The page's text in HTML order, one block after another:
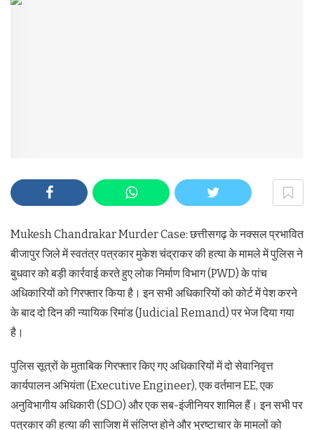
Mukesh Chandrakar Murder Case: छत्तीसगढ़ के नक्सल प्रभावित
बीजापुर जिले में स्वतंत्र पत्रकार मुकेश चंद्राकर की हत्या के मामले में पुलिस ने
बुधवार को बड़ी कार्रवाई करते हुए लोक निर्माण विभाग (PWD) के पांच
अधिकारियों को गिरफ्तार किया है। इन सभी अधिकारियों को कोर्ट में पेश करने
के बाद दो दिन की न्यायिक रिमांड (Judicial Remand) पर भेज दिया गया
है।
पुलिस सूत्रों के मुताबिक गिरफ्तार किए गए अधिकारियों में दो सेवानिवृत्त
कार्यपालन अभियंता (Executive Engineer), एक वर्तमान EE, एक
अनुविभागीय अधिकारी (SDO) और एक सब-इंजीनियर शामिल हैं। इन सभी पर
पत्रकार की हत्या की साजिश में संलिप्त होने और भ्रष्टाचार के मामलों को